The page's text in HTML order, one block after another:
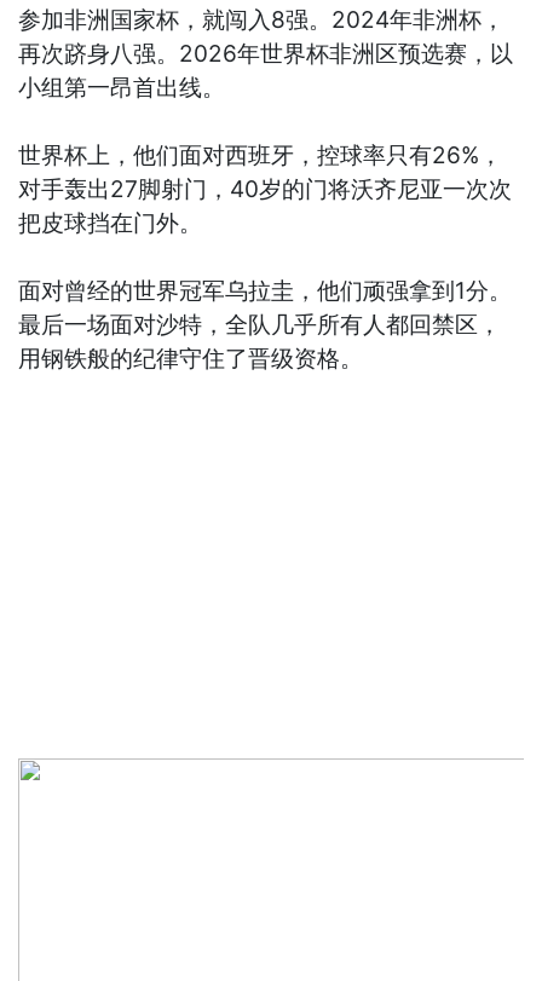
参加非洲国家杯，就闯入8强。2024年非洲杯，
再次跻身八强。2026年世界杯非洲区预选赛，以
小组第一昂首出线。
世界杯上，他们面对西班牙，控球率只有26%，
对手轰出27脚射门，40岁的门将沃齐尼亚一次次
把皮球挡在门外。
面对曾经的世界冠军乌拉圭，他们顽强拿到1分。
最后一场面对沙特，全队几乎所有人都回禁区，
用钢铁般的纪律守住了晋级资格。